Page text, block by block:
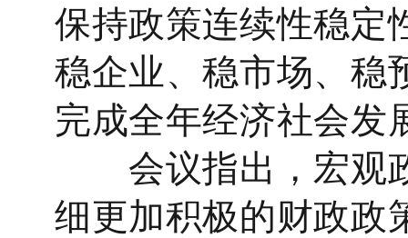
保持政策连续性稳定
稳企业、稳市场、稳
完成全年经济社会发
会议指出，宏观政
细更加积极的财政政